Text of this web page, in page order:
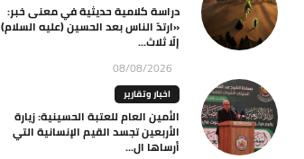
دراسة كلامية حديثية في معنى خبر:
«ارتدّ الناس بعد الحسين (عليه السلام)
إلّا ثلاث...
08/08/2026
اخبار وتقارير
الأمين العام للعتبة الحسينية: زيارة
الأربعين تجسد القيم الإنسانية التي
أرساها ال...